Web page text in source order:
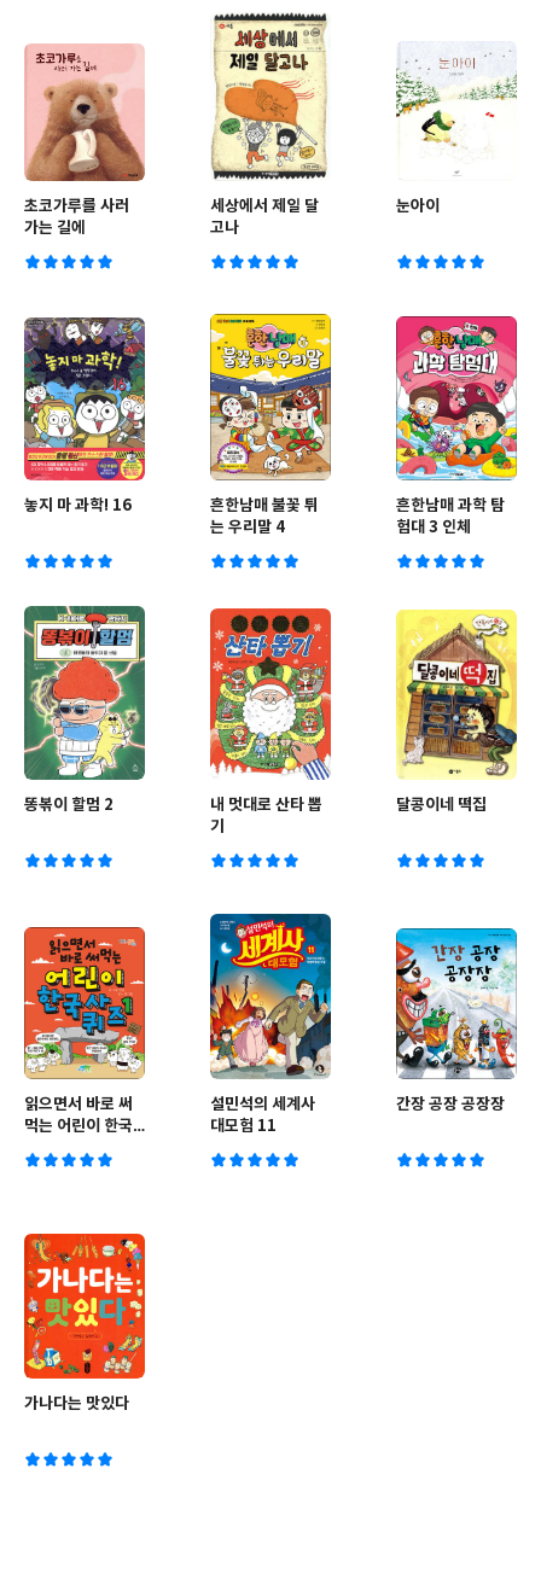
초코가루를 사러
가는 길에
세상에서 제일 달
고나
눈아이
놓지 마 과학! 16
흔한남매 불꽃 튀
는 우리말 4
흔한남매 과학 탐
험대 3 인체
똥볶이 할멈 2
내 멋대로 산타 뽑
기
달콩이네 떡집
읽으면서 바로 써
먹는 어린이 한국
설민석의 세계사
대모험 11
간장 공장 공장장
가나다는 맛있다